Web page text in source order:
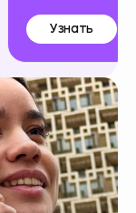
Узнать